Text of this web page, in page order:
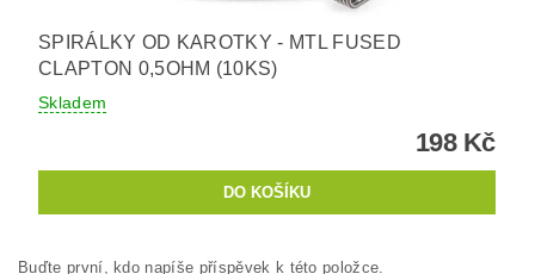
SPIRÁLKY OD KAROTKY - MTL FUSED
CLAPTON 0,5OHM (10KS)
Skladem
198 Kč
Buďte první, kdo napíše příspěvek k této položce.